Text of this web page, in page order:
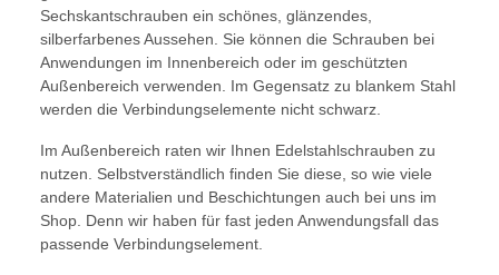
Sechskantschrauben ein schönes, glänzendes,
silberfarbenes Aussehen. Sie können die Schrauben bei
Anwendungen im Innenbereich oder im geschützten
Außenbereich verwenden. Im Gegensatz zu blankem Stahl
werden die Verbindungselemente nicht schwarz.
Im Außenbereich raten wir Ihnen Edelstahlschrauben zu
nutzen. Selbstverständlich finden Sie diese, so wie viele
andere Materialien und Beschichtungen auch bei uns im
Shop. Denn wir haben für fast jeden Anwendungsfall das
passende Verbindungselement.